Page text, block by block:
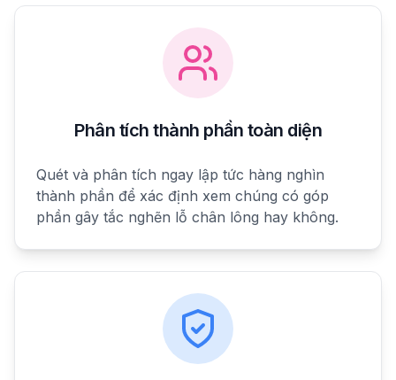
Phân tích thành phần toàn diện
Quét và phân tích ngay lập tức hàng nghìn
thành phần để xác định xem chúng có góp
phần gây tắc nghẽn lỗ chân lông hay không.